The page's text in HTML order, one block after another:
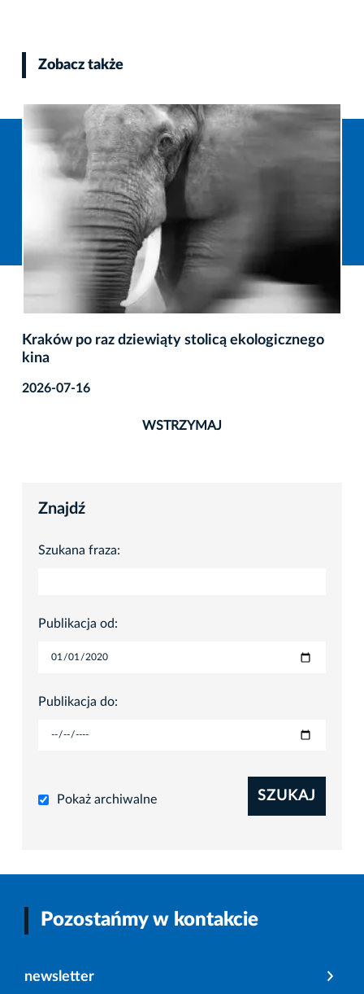
Zobacz także
Poidełka dla ptaków w krakowskich parkach
WSTRZYMAJ
Znajdź
Szukana fraza:
Publikacja od:
Publikacja do:
Pokaż archiwalne SZUKAJ
Pozostańmy w kontakcie
newsletter